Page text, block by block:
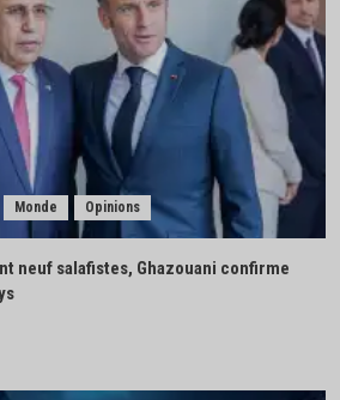
Monde Opinions
neuf salafistes, Ghazouani confirme